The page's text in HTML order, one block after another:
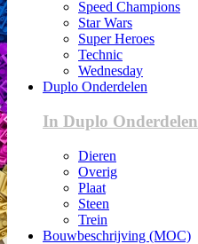
Speed Champions
Star Wars
Super Heroes
Technic
Wednesday
Duplo Onderdelen
In Duplo Onderdelen
Dieren
Overig
Plaat
Steen
Trein
Bouwbeschrijving (MOC)